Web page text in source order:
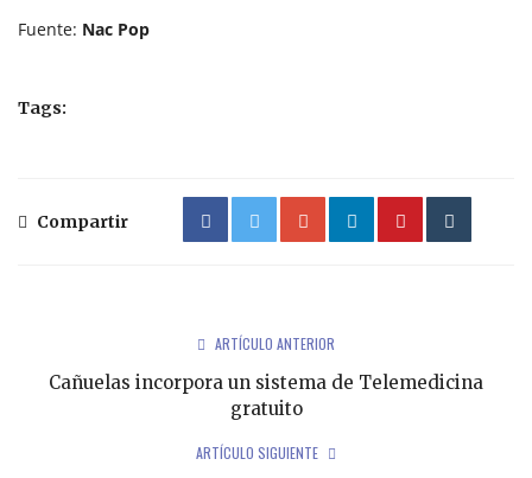
Fuente: Nac Pop
Tags:
Compartir
ARTÍCULO ANTERIOR
Cañuelas incorpora un sistema de Telemedicina
gratuito
ARTÍCULO SIGUIENTE